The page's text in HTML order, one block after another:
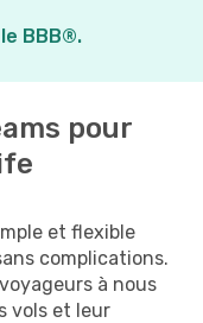
BBB®.
pour
et flexible
complications.
à nous
vols et leur